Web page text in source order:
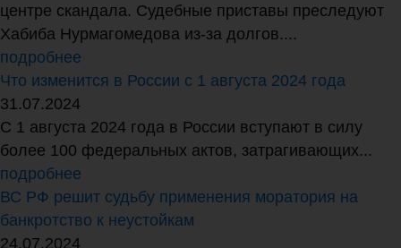
центре скандала. Судебные приставы преследуют
Хабиба Нурмагомедова из-за долгов....
подробнее
Что изменится в России с 1 августа 2024 года
31.07.2024
С 1 августа 2024 года в России вступают в силу
более 100 федеральных актов, затрагивающих...
подробнее
ВС РФ решит судьбу применения моратория на
банкротство к неустойкам
24.07.2024